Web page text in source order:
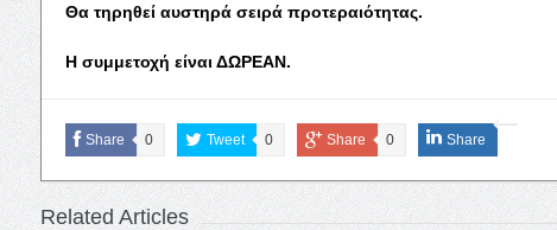
Θα τηρηθεί αυστηρά σειρά προτεραιότητας.
Η συμμετοχή είναι ΔΩΡΕΑΝ.
Share 0 Tweet 0 Share 0 Share
Related Articles